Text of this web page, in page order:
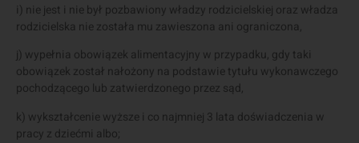
i) nie jest i nie był pozbawiony władzy rodzicielskiej oraz władza
rodzicielska nie została mu zawieszona ani ograniczona,
j) wypełnia obowiązek alimentacyjny w przypadku, gdy taki
obowiązek został nałożony na podstawie tytułu wykonawczego
pochodzącego lub zatwierdzonego przez sąd,
k) wykształcenie wyższe i co najmniej 3 lata doświadczenia w
pracy z dziećmi albo;